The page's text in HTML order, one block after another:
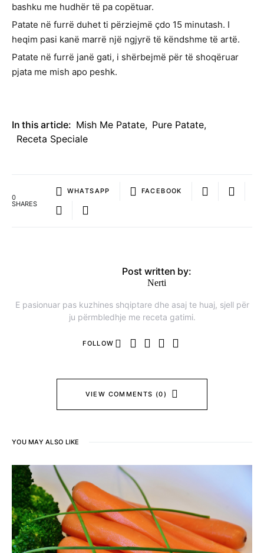
bashku me hudhër të pa copëtuar.
Patate në furrë duhet ti përziejmë çdo 15 minutash. I
heqim pasi kanë marrë një ngjyrë të këndshme të artë.
Patate në furrë janë gati, i shërbejmë për të shoqëruar
pjata me mish apo peshk.
In this article: Mish Me Patate, Pure Patate,
Receta Speciale
0
SHARES
WHATSAPP FACEBOOK
Post written by:
Nerti
E pasionuar pas kuzhines shqiptare dhe asaj te huaj, sjell për
ju përmbledhje me receta gatimi.
FOLLOW
VIEW COMMENTS (0)
YOU MAY ALSO LIKE